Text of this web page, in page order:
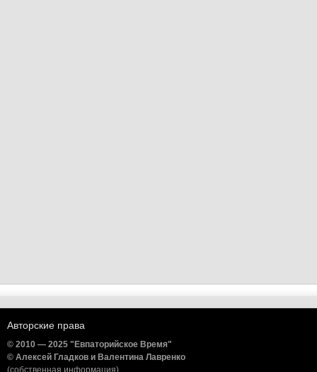
Авторские права
© 2010 — 2025 "Евпаторийское Время"
© Алексей Гладков и Валентина Лавренко
(собственная информация)